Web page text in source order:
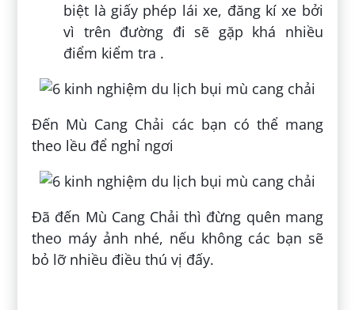
biệt là giấy phép lái xe, đăng kí xe bởi
vì trên đường đi sẽ gặp khá nhiều
điểm kiểm tra .
Đến Mù Cang Chải các bạn có thể mang
theo lều để nghỉ ngơi
Đã đến Mù Cang Chải thì đừng quên mang
theo máy ảnh nhé, nếu không các bạn sẽ
bỏ lỡ nhiều điều thú vị đấy.